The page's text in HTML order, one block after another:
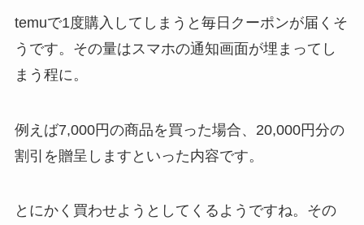
temuで1度購入してしまうと毎日クーポンが届くそ
うです。 その量はスマホの通知画面が埋まってし
まう程に。
例えば7,000円の商品を買った場合、 20,000円分の
割引を贈呈しますといった内容です。
とにかく買わせようとしてくるようですね。 その